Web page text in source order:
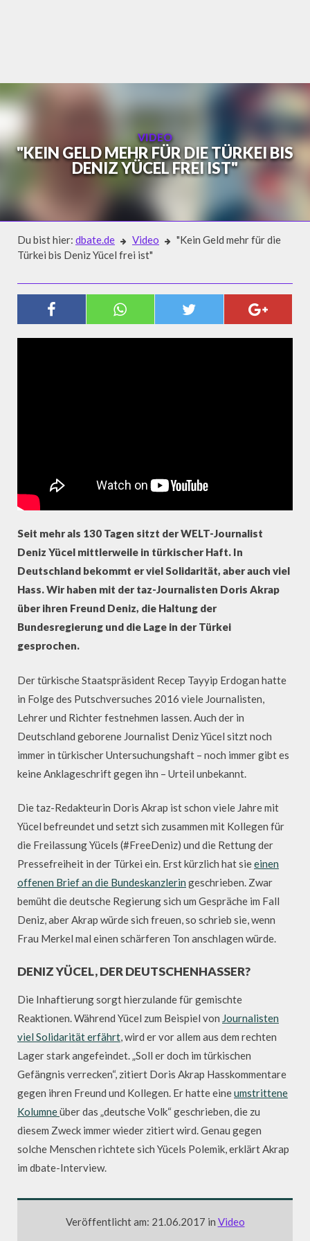
VIDEO
"KEIN GELD MEHR FÜR DIE TÜRKEI BIS
DENIZ YÜCEL FREI IST"
Du bist hier: dbate.de Video
"Kein Geld mehr für die
Türkei bis Deniz Yücel frei ist"
"KEIN GELD MEHR FÜR DIE TÜRKEI
BIS DENIZ YÜCEL FREI IST"
Seit mehr als 130 Tagen sitzt der WELT-Journalist
Deniz Yücel mittlerweile in türkischer Haft. In
Deutschland bekommt er viel Solidarität, aber auch viel
Hass. Wir haben mit der taz-Journalisten Doris Akrap
über ihren Freund Deniz, die Haltung der
Bundesregierung und die Lage in der Türkei
gesprochen.
Der türkische Staatspräsident Recep Tayyip Erdogan hatte
in Folge des Putschversuches 2016 viele Journalisten,
Lehrer und Richter festnehmen lassen. Auch der in
Deutschland geborene Journalist Deniz Yücel sitzt noch
immer in türkischer Untersuchungshaft – noch immer gibt es
keine Anklageschrift gegen ihn – Urteil unbekannt.
Die taz-Redakteurin Doris Akrap ist schon viele Jahre mit
Yücel befreundet und setzt sich zusammen mit Kollegen für
die Freilassung Yücels (#FreeDeniz) und die Rettung der
Pressefreiheit in der Türkei ein. Erst kürzlich hat sieeinen
offenen Brief an die Bundeskanzlerin geschrieben. Zwar
bemüht die deutsche Regierung sich um Gespräche im Fall
Deniz, aber Akrap würde sich freuen, so schrieb sie, wenn
Frau Merkel mal einen schärferen Ton anschlagen würde.
DENIZ YÜCEL, DER DEUTSCHENHASSER?
Die Inhaftierung sorgt hierzulande für gemischte
Reaktionen. Während Yücel zum Beispiel von Journalisten
viel Solidarität erfährt, wird er vor allem aus dem rechten
Lager stark angefeindet. „Soll er doch im türkischen
Gefängnis verrecken“, zitiert Doris Akrap Hasskommentare
gegen ihren Freund und Kollegen. Er hatte eineumstrittene
Kolumneüber das „deutsche Volk“ geschrieben, die zu
diesem Zweck immer wieder zitiert wird. Genau gegen
solche Menschen richtete sich Yücels Polemik, erklärt Akrap
im dbate-Interview.
Veröffentlicht am: 21.06.2017 in Video